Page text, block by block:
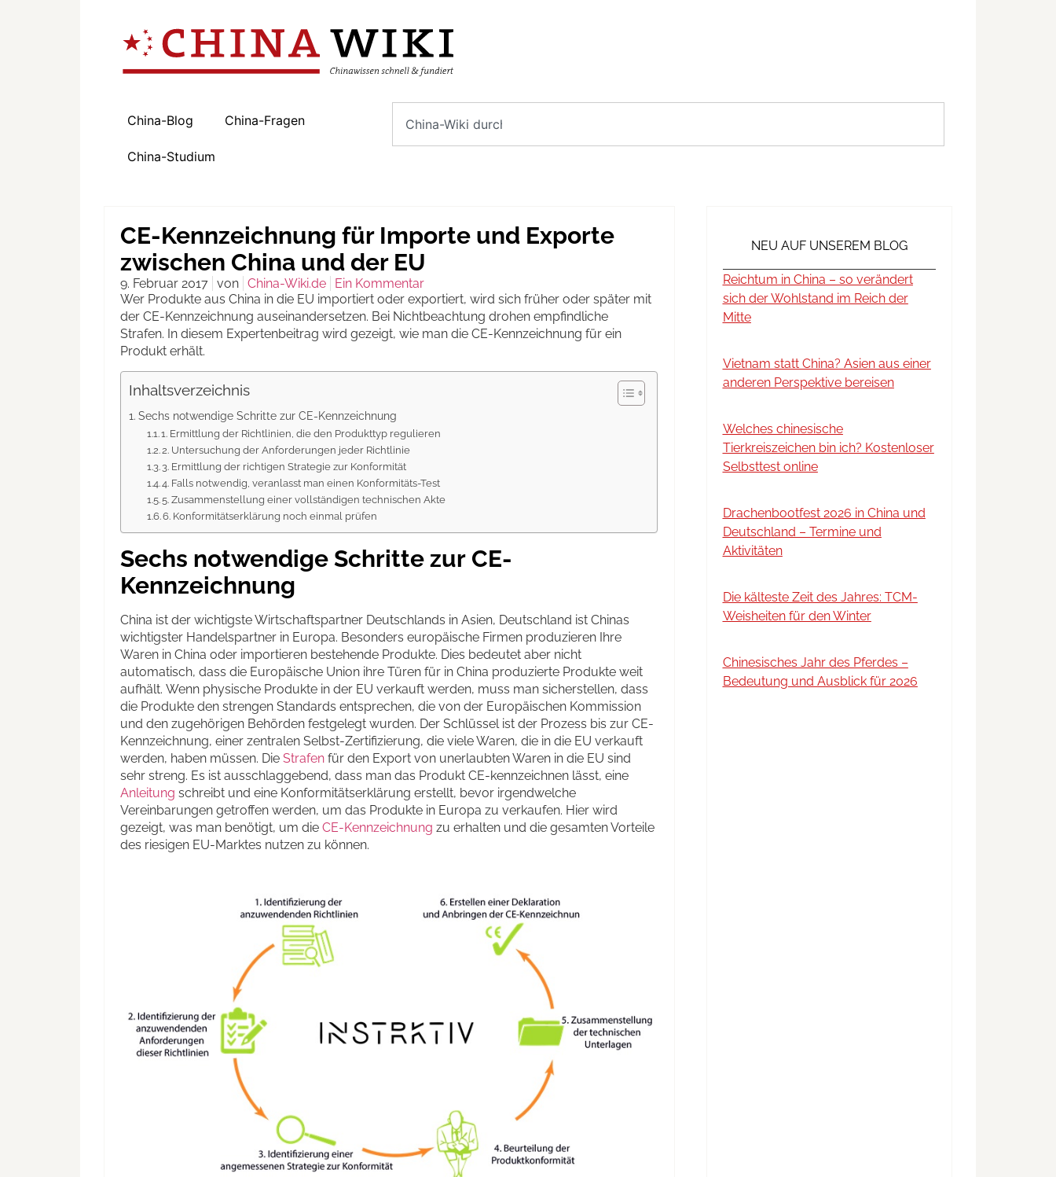
China-Blog China-Fragen
China-Studium
CE-Kennzeichnung für Importe und Exporte
zwischen China und der EU
9. Februar 2017 von China-Wiki.de
Ein Kommentar
Wer Produkte aus China in die EU importiert oder exportiert, wird sich früher oder später mit
der CE-Kennzeichnung auseinandersetzen. Bei Nichtbeachtung drohen empfindliche
Strafen. In diesem Expertenbeitrag wird gezeigt, wie man die CE-Kennzeichnung für ein
Produkt erhält.
Inhaltsverzeichnis
Sechs notwendige Schritte zur CE-Kennzeichnung
1. Ermittlung der Richtlinien, die den Produkttyp regulieren
2. Untersuchung der Anforderungen jeder Richtlinie
3. Ermittlung der richtigen Strategie zur Konformität
4. Falls notwendig, veranlasst man einen Konformitäts-Test
5. Zusammenstellung einer vollständigen technischen Akte
6. Konformitätserklärung noch einmal prüfen
Sechs notwendige Schritte zur CE-
Kennzeichnung
China ist der wichtigste Wirtschaftspartner Deutschlands in Asien, Deutschland ist Chinas
wichtigster Handelspartner in Europa. Besonders europäische Firmen produzieren Ihre
Waren in China oder importieren bestehende Produkte. Dies bedeutet aber nicht
automatisch, dass die Europäische Union ihre Türen für in China produzierte Produkte weit
aufhält. Wenn physische Produkte in der EU verkauft werden, muss man sicherstellen, dass
die Produkte den strengen Standards entsprechen, die von der Europäischen Kommission
und den zugehörigen Behörden festgelegt wurden. Der Schlüssel ist der Prozess bis zur CE-
Kennzeichnung, einer zentralen Selbst-Zertifizierung, die viele Waren, die in die EU verkauft
werden, haben müssen. Die Strafen für den Export von unerlaubten Waren in die EU sind
sehr streng. Es ist ausschlaggebend, dass man das Produkt CE-kennzeichnen lässt, eine
Anleitung schreibt und eine Konformitätserklärung erstellt, bevor irgendwelche
Vereinbarungen getroffen werden, um das Produkte in Europa zu verkaufen. Hier wird
gezeigt, was man benötigt, um die CE-Kennzeichnung zu erhalten und die gesamten Vorteile
des riesigen EU-Marktes nutzen zu können.
NEU AUF UNSEREM BLOG
Reichtum in China – so verändert
sich der Wohlstand im Reich der
Mitte
Vietnam statt China? Asien aus einer
anderen Perspektive bereisen
Welches chinesische
Tierkreiszeichen bin ich? Kostenloser
Selbsttest online
Drachenbootfest 2026 in China und
Deutschland – Termine und
Aktivitäten
Die kälteste Zeit des Jahres: TCM-
Weisheiten für den Winter
Chinesisches Jahr des Pferdes –
Bedeutung und Ausblick für 2026